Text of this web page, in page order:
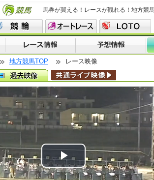
馬券が買える！レースが観れる！地方競
地方競馬TOP レース映像
Play